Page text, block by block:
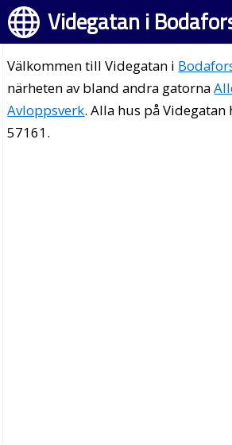
Videgatan i
Välkommen till Videgatan i
närheten av bland andra gatorna
Avloppsverk. Alla hus på
57161.